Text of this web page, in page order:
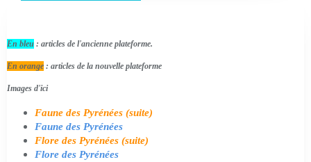
En bleu : articles de l'ancienne plateforme.
En orange : articles de la nouvelle plateforme
Images d'ici
Faune des Pyrénées (suite)
Faune des Pyrénées
Flore des Pyrénées (suite)
Flore des Pyrénées